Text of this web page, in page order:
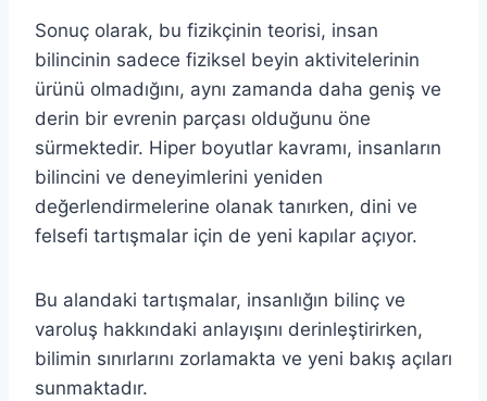
Sonuç olarak, bu fizikçinin teorisi, insan
bilincinin sadece fiziksel beyin aktivitelerinin
ürünü olmadığını, aynı zamanda daha geniş ve
derin bir evrenin parçası olduğunu öne
sürmektedir. Hiper boyutlar kavramı, insanların
bilincini ve deneyimlerini yeniden
değerlendirmelerine olanak tanırken, dini ve
felsefi tartışmalar için de yeni kapılar açıyor.
Bu alandaki tartışmalar, insanlığın bilinç ve
varoluş hakkındaki anlayışını derinleştirirken,
bilimin sınırlarını zorlamakta ve yeni bakış açıları
sunmaktadır.